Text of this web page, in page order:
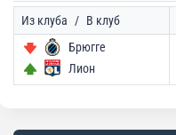
Из клуба / В клуб
Брюгге
Лион